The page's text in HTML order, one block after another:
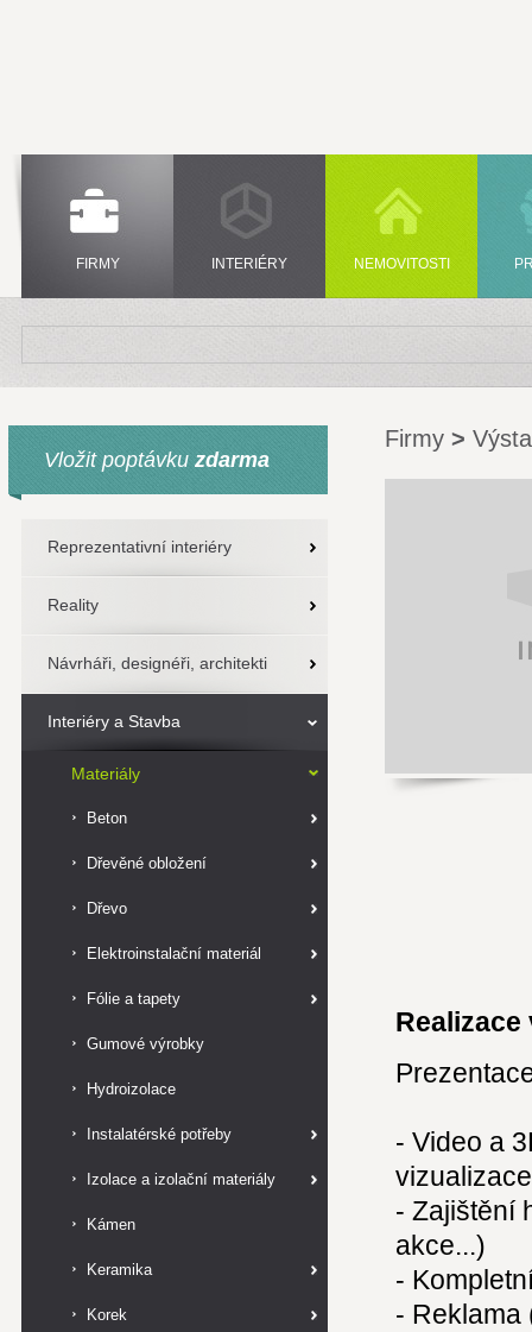
FIRMY INTERIÉRY NEMOVITOSTI
Vložit poptávku zdarma
Reprezentativní interiéry
Reality
Návrháři, designéři, architekti
Interiéry a Stavba
Materiály
Beton
Dřevěné obložení
Dřevo
Elektroinstalační materiál
Fólie a tapety
Gumové výrobky
Hydroizolace
Instalatérské potřeby
Izolace a izolační materiály
Kámen
Keramika
Korek
Firmy >
- Video a
- Zajištění
akce...)
-
- Reklama